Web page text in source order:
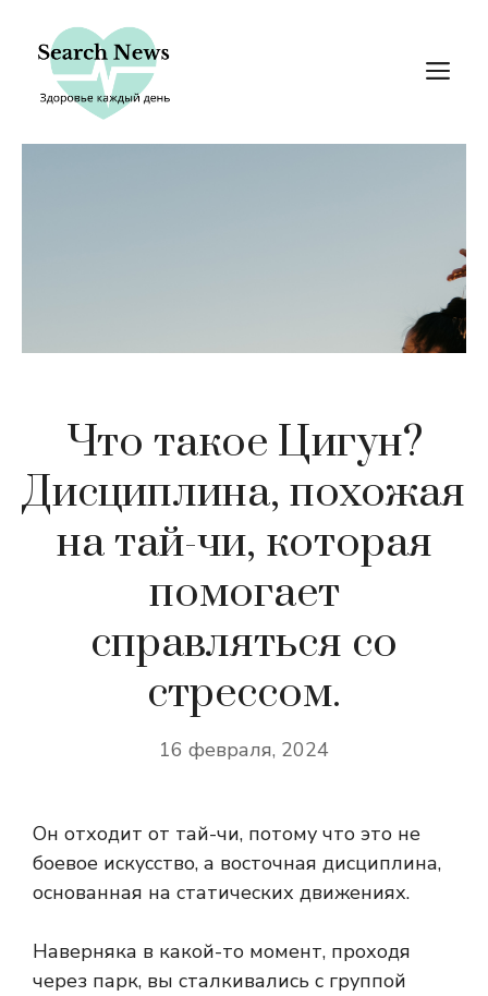
содержимому
Что такое Цигун?
Дисциплина, похожая
на тай-чи, которая
помогает
справляться со
стрессом.
16 февраля, 2024
Он отходит от тай-чи, потому что это не
боевое искусство, а восточная дисциплина,
основанная на статических движениях.
Наверняка в какой-то момент, проходя
через парк, вы сталкивались с группой